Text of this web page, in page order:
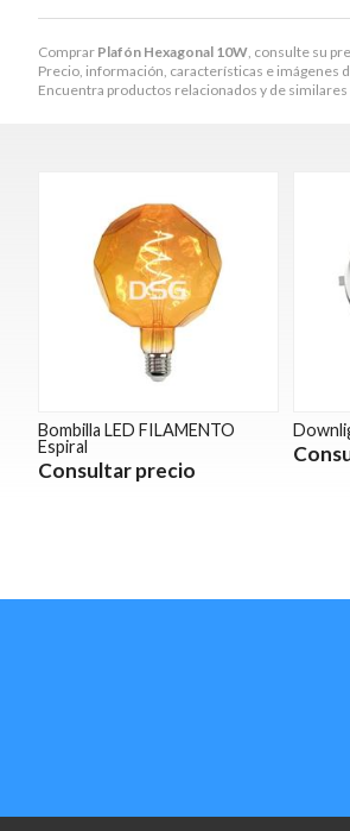
Comprar Plafón Hexagonal 10W, consulte su
Precio, información, características e imágenes
Encuentra productos relacionados y de
Bombilla LED FILAMENTO
Espiral
Consultar precio